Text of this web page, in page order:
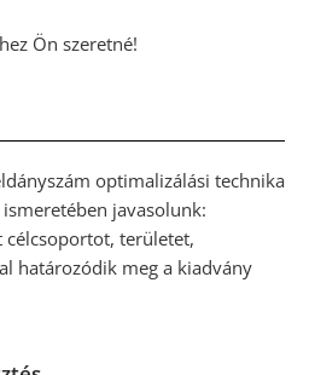
Ön szeretné!
optimalizálási technika
javasolunk:
célcsoportot, területet,
határozódik meg a kiadvány